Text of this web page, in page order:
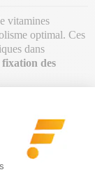
vitamines
optimal. Ces
dans
des
et à la